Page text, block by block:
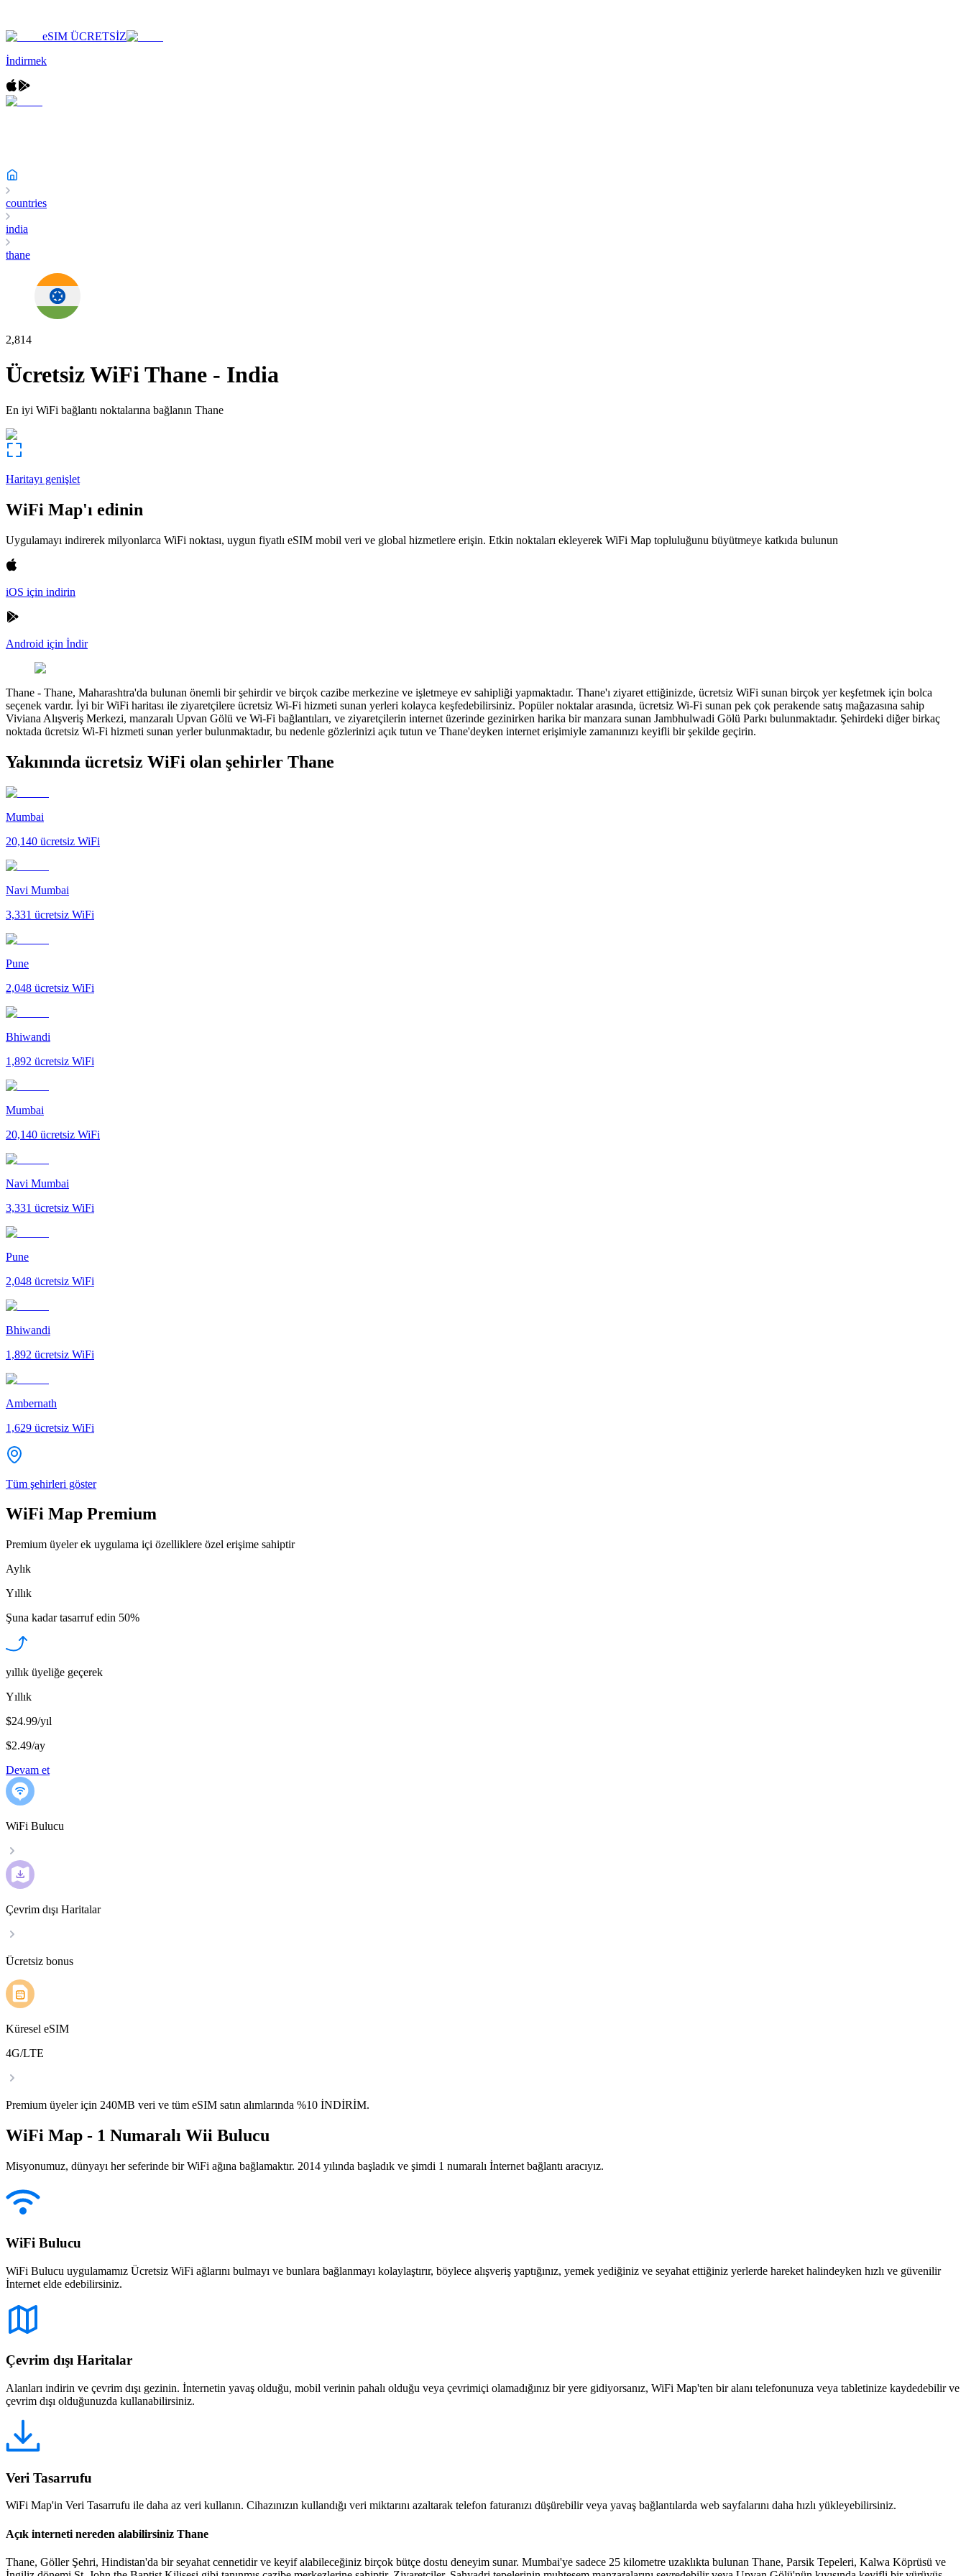
eSIM ÜCRETSİZ
İndirmek
countries
india
thane
2,814
Ücretsiz WiFiThane - India
En iyi WiFi bağlantı noktalarına bağlanın Thane
Haritayı genişlet
WiFi Map'ı edinin
Uygulamayı indirerek milyonlarca WiFi noktası, uygun fiyatlı eSIM mobil veri ve global hizmetlere erişin. Etkin noktaları ekleyerek WiFi Map topluluğunu büyütmeye katkıda bulunun
iOS için indirin
Android için İndir
Thane - Thane, Maharashtra'da bulunan önemli bir şehirdir ve birçok cazibe merkezine ve işletmeye ev sahipliği yapmaktadır. Thane'ı ziyaret ettiğinizde, ücretsiz WiFi sunan birçok yer keşfetmek için bolca
seçenek vardır. İyi bir WiFi haritası ile ziyaretçilere ücretsiz Wi-Fi hizmeti sunan yerleri kolayca keşfedebilirsiniz. Popüler noktalar arasında, ücretsiz Wi-Fi sunan pek çok perakende satış mağazasına sahip
Viviana Alışveriş Merkezi, manzaralı Upvan Gölü ve Wi-Fi bağlantıları, ve ziyaretçilerin internet üzerinde gezinirken harika bir manzara sunan Jambhulwadi Gölü Parkı bulunmaktadır. Şehirdeki diğer birkaç
noktada ücretsiz Wi-Fi hizmeti sunan yerler bulunmaktadır, bu nedenle gözlerinizi açık tutun ve Thane'deyken internet erişimiyle zamanınızı keyifli bir şekilde geçirin.
Yakınında ücretsiz WiFi olan şehirler Thane
Mumbai
20,140 ücretsiz WiFi
Navi Mumbai
3,331 ücretsiz WiFi
Pune
2,048 ücretsiz WiFi
Bhiwandi
1,892 ücretsiz WiFi
Mumbai
20,140 ücretsiz WiFi
Navi Mumbai
3,331 ücretsiz WiFi
Pune
2,048 ücretsiz WiFi
Bhiwandi
1,892 ücretsiz WiFi
Ambernath
1,629 ücretsiz WiFi
Tüm şehirleri göster
WiFi Map Premium
Premium üyeler ek uygulama içi özelliklere özel erişime sahiptir
Aylık
Yıllık
Şuna kadar tasarruf edin 50%
yıllık üyeliğe geçerek
Yıllık
$24.99/yıl
$2.49/ay
Devam et
WiFi Bulucu
Çevrim dışı Haritalar
Ücretsiz bonus
Küresel eSIM
4G/LTE
Premium üyeler için 240MB veri ve tüm eSIM satın alımlarında %10 İNDİRİM.
WiFi Map - 1 Numaralı Wii Bulucu
Misyonumuz, dünyayı her seferinde bir WiFi ağına bağlamaktır. 2014 yılında başladık ve şimdi 1 numaralı İnternet bağlantı aracıyız.
WiFi Bulucu
WiFi Bulucu uygulamamız Ücretsiz WiFi ağlarını bulmayı ve bunlara bağlanmayı kolaylaştırır, böylece alışveriş yaptığınız, yemek yediğiniz ve seyahat ettiğiniz yerlerde hareket halindeyken hızlı ve güvenilir
İnternet elde edebilirsiniz.
Çevrim dışı Haritalar
Alanları indirin ve çevrim dışı gezinin. İnternetin yavaş olduğu, mobil verinin pahalı olduğu veya çevrimiçi olamadığınız bir yere gidiyorsanız, WiFi Map'ten bir alanı telefonunuza veya tabletinize kaydedebilir ve
çevrim dışı olduğunuzda kullanabilirsiniz.
Veri Tasarrufu
WiFi Map'in Veri Tasarrufu ile daha az veri kullanın. Cihazınızın kullandığı veri miktarını azaltarak telefon faturanızı düşürebilir veya yavaş bağlantılarda web sayfalarını daha hızlı yükleyebilirsiniz.
Açık interneti nereden alabilirsiniz Thane
Thane, Göller Şehri, Hindistan'da bir seyahat cennetidir ve keyif alabileceğiniz birçok bütçe dostu deneyim sunar. Mumbai'ye sadece 25 kilometre uzaklıkta bulunan Thane, Parsik Tepeleri, Kalwa Köprüsü ve